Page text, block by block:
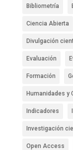
Bibliometría
Ciencia Abierta
Divulgación
Evaluación
Formación
Humanidades y
Indicadores
Investigación
Open Access